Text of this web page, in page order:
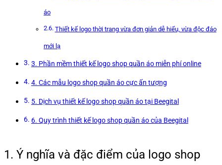
áo
Thiết kế logo thời trang vừa đơn giản dễ hiểu, vừa độc đáo
mới lạ
3. Phần mềm thiết kế logo shop quần áo miễn phí online
4. Các mẫu logo shop quần áo cực ấn tượng
5. Dịch vụ thiết kế logo shop quần áo tại Beegital
6. Quy trình thiết kế logo shop quần áo của Beegital
1. Ý nghĩa và đặc điểm của logo shop